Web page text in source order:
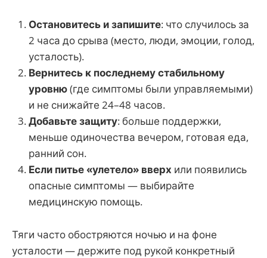
Остановитесь и запишите: что случилось за
2 часа до срыва (место, люди, эмоции, голод,
усталость).
Вернитесь к последнему стабильному
уровню(где симптомы были управляемыми)
и не снижайте 24–48 часов.
Добавьте защиту: больше поддержки,
меньше одиночества вечером, готовая еда,
ранний сон.
Если питье «улетело» вверх или появились
опасные симптомы — выбирайте
медицинскую помощь.
Тяги часто обостряются ночью и на фоне
усталости — держите под рукой конкретный